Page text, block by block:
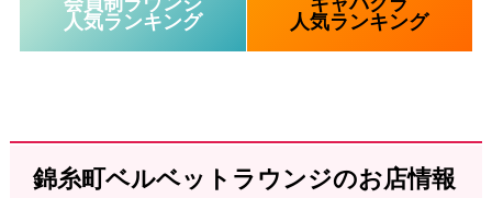
人気ランキング
人気ランキング
錦糸町ベルベットラウンジのお店情報